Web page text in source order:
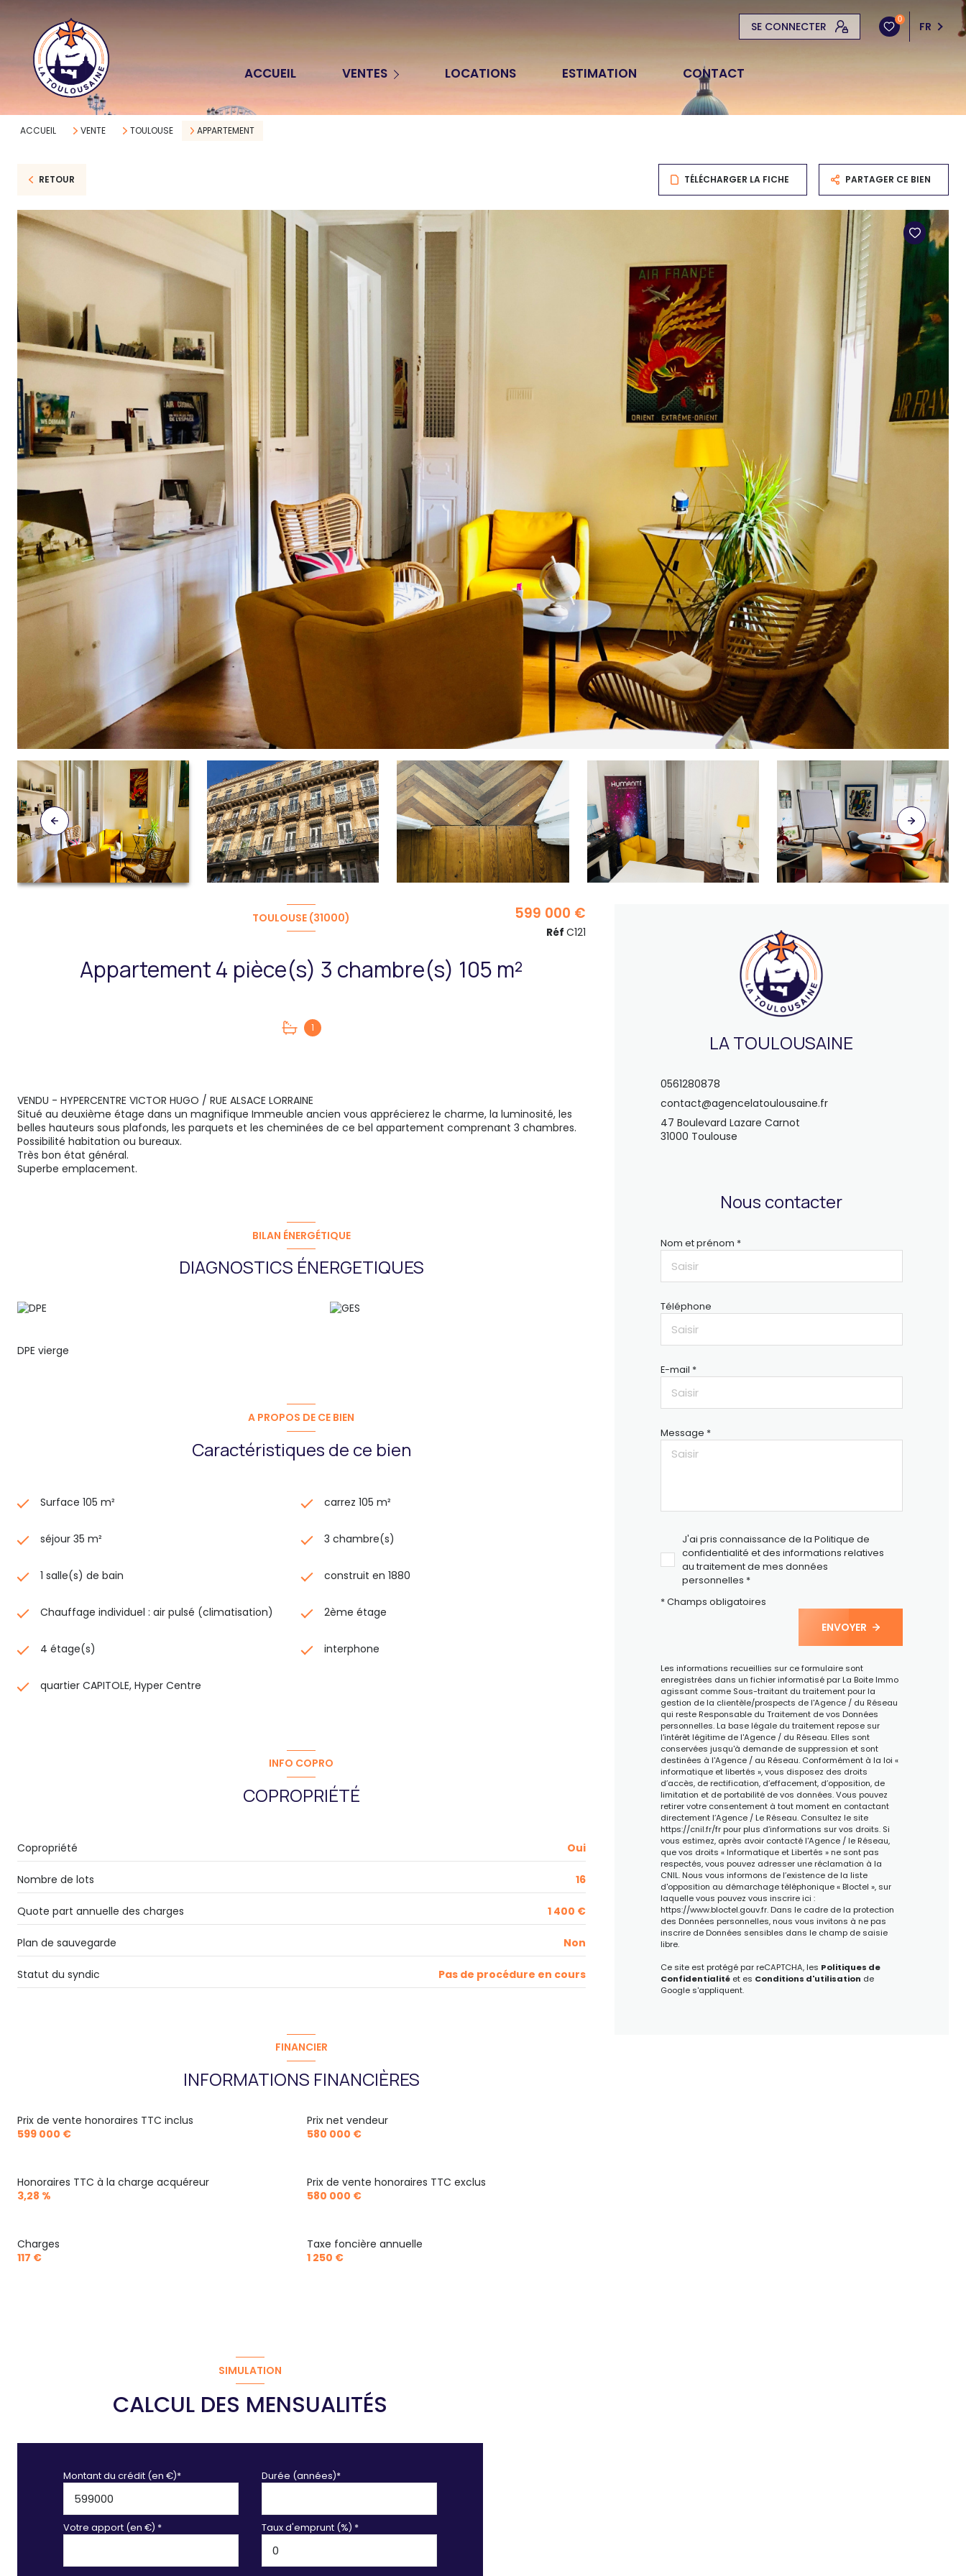
SE CONNECTER
0
FR
ACCUEIL VENTES
Terrains
LOCATIONS ESTIMATION CONTACT
ACCUEIL VENTE TOULOUSE APPARTEMENT
RETOUR TÉLÉCHARGER LA FICHE PARTAGER CE BIEN
TOULOUSE (31000)
Appartement 4 pièce(s) 3 chambre(s) 105 m²
1
599 000 €
Réf C121
VENDU - HYPERCENTRE VICTOR HUGO / RUE ALSACE LORRAINE
Situé au deuxième étage dans un magnifique Immeuble ancien vous apprécierez le charme, la luminosité, les
belles hauteurs sous plafonds, les parquets et les cheminées de ce bel appartement comprenant 3 chambres.
Possibilité habitation ou bureaux.
Très bon état général.
Superbe emplacement.
BILAN ÉNERGÉTIQUE
DIAGNOSTICS ÉNERGETIQUES
DPE vierge
A PROPOS DE CE BIEN
Caractéristiques de ce bien
Surface 105 m² carrez 105 m²
séjour 35 m² 3 chambre(s)
1 salle(s) de bain construit en 1880
Chauffage individuel : air pulsé (climatisation) 2ème étage
4 étage(s) interphone
quartier CAPITOLE, Hyper Centre
INFO COPRO
COPROPRIÉTÉ
Copropriété Oui
Nombre de lots 16
Quote part annuelle des charges 1 400 €
Plan de sauvegarde Non
Statut du syndic Pas de procédure en cours
FINANCIER
INFORMATIONS FINANCIÈRES
Prix de vente honoraires TTC inclus
599 000 €
Prix net vendeur
580 000 €
Prix de vente honoraires TTC exclus
580 000 €
Honoraires TTC à la charge acquéreur
3,28 %
Charges
117 €
Taxe foncière annuelle
1 250 €
LA TOULOUSAINE
0561280878
contact@agencelatoulousaine.fr
47 Boulevard Lazare Carnot
31000 Toulouse
Nous contacter
Nom et prénom *
Téléphone
E-mail *
Message *
J'ai pris connaissance de la Politique de
confidentialité et des informations relatives
au traitement de mes données
personnelles *
* Champs obligatoires
ENVOYER
Les informations recueillies sur ce formulaire sont
enregistrées dans un fichier informatisé par La Boite Immo
agissant comme Sous-traitant du traitement pour la
gestion de la clientèle/prospects de l'Agence / du Réseau
qui reste Responsable du Traitement de vos Données
personnelles. La base légale du traitement repose sur
l'intérêt légitime de l'Agence / du Réseau. Elles sont
conservées jusqu'à demande de suppression et sont
destinées à l'Agence / au Réseau. Conformément à la loi «
informatique et libertés », vous disposez des droits
d’accès, de rectification, d’effacement, d’opposition, de
limitation et de portabilité de vos données. Vous pouvez
retirer votre consentement à tout moment en contactant
directement l’Agence / Le Réseau. Consultez le site
https://cnil.fr/frpour plus d’informations sur vos droits. Si
vous estimez, après avoir contacté l'Agence / le Réseau,
que vos droits « Informatique et Libertés » ne sont pas
respectés, vous pouvez adresser une réclamation à la
CNIL. Nous vous informons de l’existence de la liste
d'opposition au démarchage téléphonique « Bloctel », sur
laquelle vous pouvez vous inscrire ici :
https://www.bloctel.gouv.fr. Dans le cadre de la protection
des Données personnelles, nous vous invitons à ne pas
inscrire de Données sensibles dans le champ de saisie
libre.
Ce site est protégé par reCAPTCHA, les Politiques de
Confidentialitéet es Conditions d'utilisation de
Google s'appliquent.
SIMULATION
CALCUL DES MENSUALITÉS
Montant du crédit (en €)* Durée (années)*
Votre apport (en €) * Taux d'emprunt (%) *